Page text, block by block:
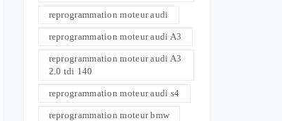
reprogrammation moteur audi
reprogrammation moteur audi A3
reprogrammation moteur audi A3
2.0 tdi 140
reprogrammation moteur audi s4
reprogrammation moteur bmw